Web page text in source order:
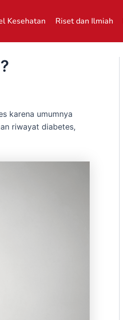
Kesehatan Riset dan Ilmiah
karena umumnya
riwayat diabetes,